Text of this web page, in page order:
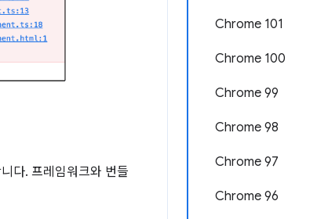
Chrome 101
Chrome 100
Chrome 99
Chrome 98
Chrome 97
Chrome 96
다. 프레임워크와 번들